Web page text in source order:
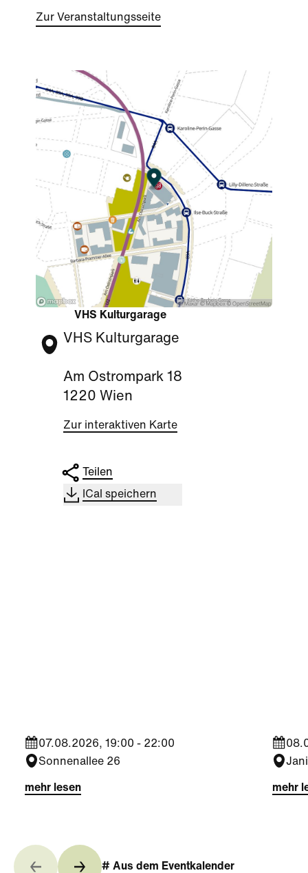
VHS Kulturgarage
VHS Kulturgarage
Am Ostrompark 18
1220 Wien
Zur interaktiven Karte
Teilen
ICal speichern
Zur Veranstaltungsseite
07.08.2026, 19:00 - 22:00
Sonnenallee 26
mehr lesen mehr
# Aus dem Eventkalender